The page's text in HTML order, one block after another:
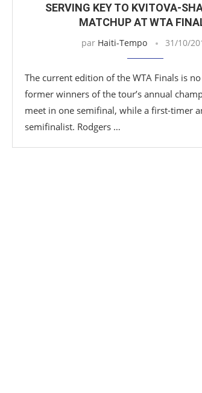
SERVING KEY TO KVITOVA-
MATCHUP AT WTA
par Haiti-Tempo 31/10/
The current edition of the WTA Finals is
former winners of the tour’s annual
meet in one semifinal, while a first-timer
semifinalist. Rodgers …